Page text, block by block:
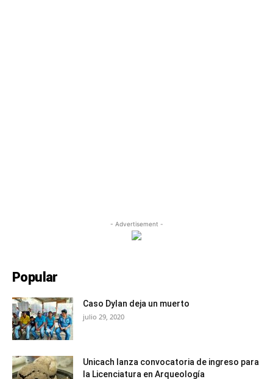
- Advertisement -
Popular
Caso Dylan deja un muerto
julio 29, 2020
Unicach lanza convocatoria de ingreso para
la Licenciatura en Arqueología